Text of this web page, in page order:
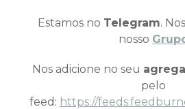
Estamos no Telegram.
nosso
Nos adicione no seu
pelo
feed: https://